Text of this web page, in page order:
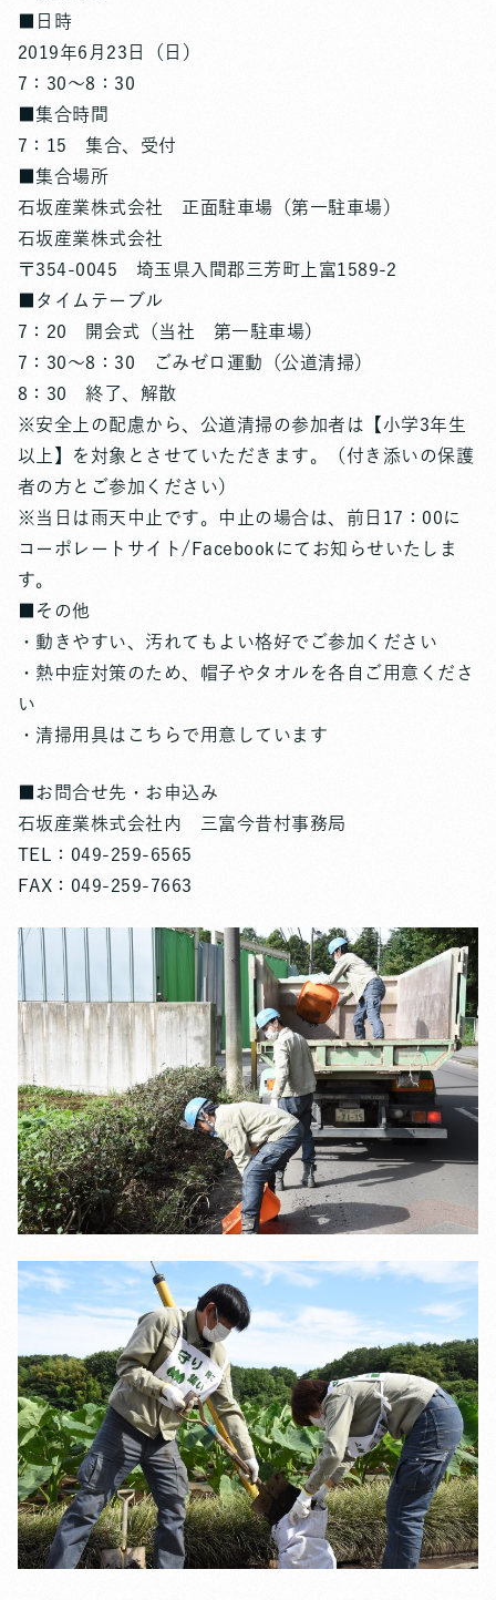
■日時
2019年6月23日（日）
7：30～8：30
■集合時間
7：15 集合、受付
■集合場所
石坂産業株式会社 正面駐車場（第一駐車場）
石坂産業株式会社
〒354-0045 埼玉県入間郡三芳町上富1589-2
■タイムテーブル
7：20 開会式（当社 第一駐車場）
7：30～8：30 ごみゼロ運動（公道清掃）
8：30 終了、解散
※安全上の配慮から、公道清掃の参加者は【小学3年生
以上】を対象とさせていただきます。（付き添いの保護
者の方とご参加ください）
※当日は雨天中止です。中止の場合は、前日17：00に
コーポレートサイト/Facebookにてお知らせいたしま
す。
■その他
・動きやすい、汚れてもよい格好でご参加ください
・熱中症対策のため、帽子やタオルを各自ご用意くださ
い
・清掃用具はこちらで用意しています
■お問合せ先・お申込み
石坂産業株式会社内 三富今昔村事務局
TEL：049-259-6565
FAX：049-259-7663